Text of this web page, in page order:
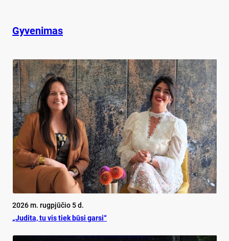
Gyvenimas
2026 m. rugpjūčio 5 d.
„Judita, tu vis tiek būsi garsi“